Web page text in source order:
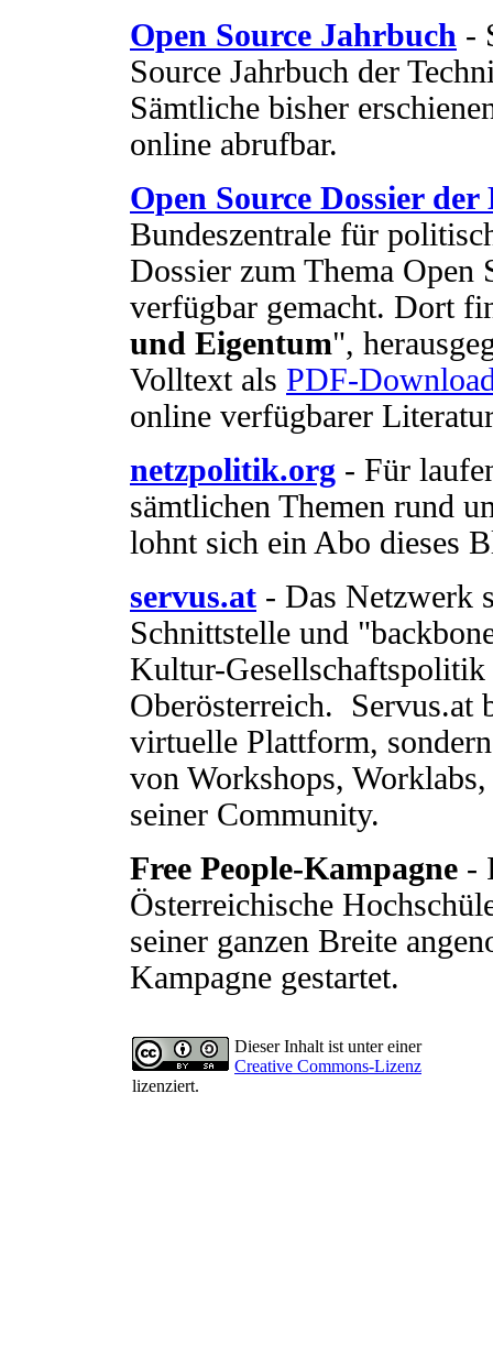
Open Source Jahrbuch -
Source Jahrbuch der
Sämtliche bisher
online abrufbar.
Open Source Dossier
Bundeszentrale für
Dossier zum Thema Open
verfügbar gemacht. Dort
und Eigentum",
Volltext als PDF-
online verfügbarer
netzpolitik.org - Für
sämtlichen Themen rund
lohnt sich ein Abo dieses
servus.at - Das Netzwerk
Schnittstelle und
Kultur-
Oberösterreich. Servus.at
virtuelle Plattform,
von Workshops,
seiner Community.
Free People-Kampagne -
Österreichische
seiner ganzen Breite
Kampagne gestartet.
Dieser Inhalt ist unter einer
Creative Commons-Lizenz
lizenziert.